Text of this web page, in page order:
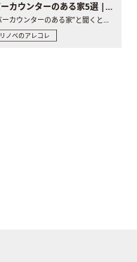
バーカウンターのある家5選 | 日常に馴染む“距離の近い”キッチンとは
“バーカウンターのある家”と聞くと、少し特別な、大人のための..
リノベのアレコレ